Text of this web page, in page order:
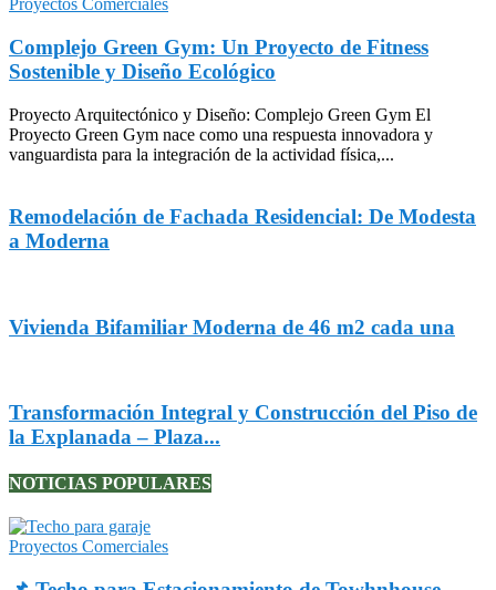
Proyectos Comerciales
Complejo Green Gym: Un Proyecto de Fitness
Sostenible y Diseño Ecológico
Proyecto Arquitectónico y Diseño: Complejo Green Gym El
Proyecto Green Gym nace como una respuesta innovadora y
vanguardista para la integración de la actividad física,...
Remodelación de Fachada Residencial: De Modesta
a Moderna
Vivienda Bifamiliar Moderna de 46 m2 cada una
Transformación Integral y Construcción del Piso de
la Explanada – Plaza...
NOTICIAS POPULARES
Proyectos Comerciales